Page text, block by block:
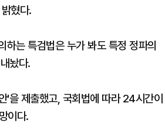
혔다.
는 특검법은 누가 봐도 특정 정파의
놨다.
을 제출했고, 국회법에 따라 24시간이
이다.